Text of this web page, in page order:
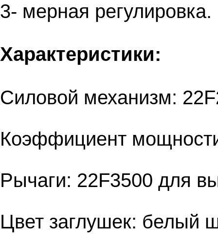
3- мерная регулировка.
Характеристики:
Силовой механизм:
Коэффициент
Рычаги: 22F3500 для
Цвет заглушек: белый